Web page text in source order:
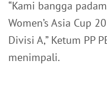
“Kami bangga
Women’s Asia Cup
Divisi A,” Ketum PP
menimpali.